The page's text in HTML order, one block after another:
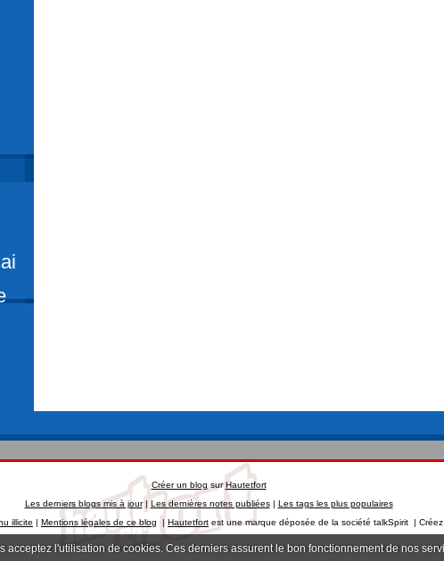
acceptez l'utilisation de cookies. Ces derniers assurent le bon fonctionnement de nos
Créer un blog surHautetfort
Les derniers blogs mis à jour|Les dernières notes publiées| Les tags les plus populaires
illicite | Mentions légales de ce blog | Hautetfort est une marque déposée de la société talkSpirit | Créez